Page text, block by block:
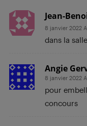
Jean-
8 janvier 2022
dans la
Angie
8 janvier 2022
pour
concours